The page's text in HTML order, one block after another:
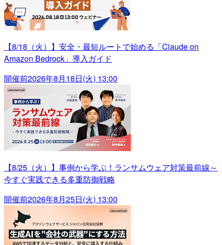
【8/18（火）】安全・最短ルートで始める「Claude on
Amazon Bedrock」導入ガイド
開催前2026年8月18日(火) 13:00
【8/25（火）】事例から学ぶ！ランサムウェア対策最前線～
今すぐ実践できる多重防御戦略
開催前2026年8月25日(火) 13:00